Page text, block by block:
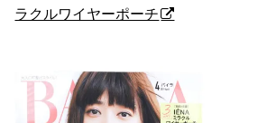
ラクルワイヤーポーチ